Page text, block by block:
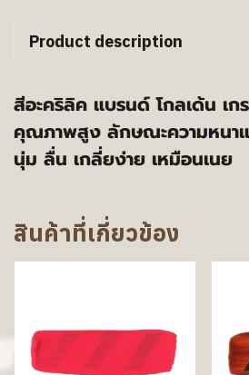
Product description
สีอะคริลิค แบรนด์ โกลเด้น เก
คุณภาพสูง ลักษณะความหนา
นุ่ม ลื่น เกลี่ยง่าย เหมือนเนย
สินค้าที่เกี่ยวข้อง